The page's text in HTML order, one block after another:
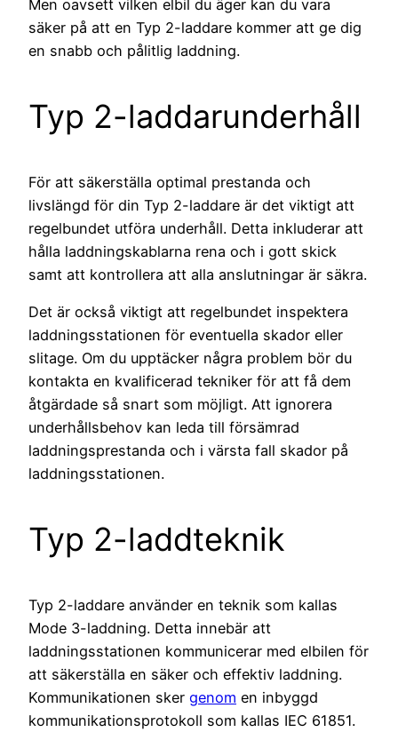
Men oavsett vilken elbil du äger kan du vara
säker på att en Typ 2-laddare kommer att ge dig
en snabb och pålitlig laddning.
Typ 2-laddarunderhåll
För att säkerställa optimal prestanda och
livslängd för din Typ 2-laddare är det viktigt att
regelbundet utföra underhåll. Detta inkluderar att
hålla laddningskablarna rena och i gott skick
samt att kontrollera att alla anslutningar är säkra.
Det är också viktigt att regelbundet inspektera
laddningsstationen för eventuella skador eller
slitage. Om du upptäcker några problem bör du
kontakta en kvalificerad tekniker för att få dem
åtgärdade så snart som möjligt. Att ignorera
underhållsbehov kan leda till försämrad
laddningsprestanda och i värsta fall skador på
laddningsstationen.
Typ 2-laddteknik
Typ 2-laddare använder en teknik som kallas
Mode 3-laddning. Detta innebär att
laddningsstationen kommunicerar med elbilen för
att säkerställa en säker och effektiv laddning.
Kommunikationen sker genom en inbyggd
kommunikationsprotokoll som kallas IEC 61851.